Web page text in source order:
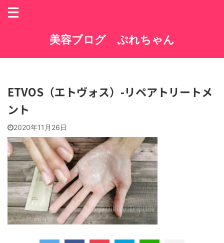
美容ブログ ぷれちゃん
ETVOS（エトヴォス）-リペアトリートメ
ント
2020年11月26日